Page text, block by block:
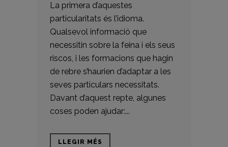
La primera d’aquestes
particularitats és l’idioma.
Qualsevol informació que
necessitin sobre la feina i els seus
riscos, i les formacions que hagin
de rebre s’haurien d’adaptar a les
seves particulars necessitats.
Davant d’aquest repte, algunes
coses poden ajudar:...
LLEGIR MÉS